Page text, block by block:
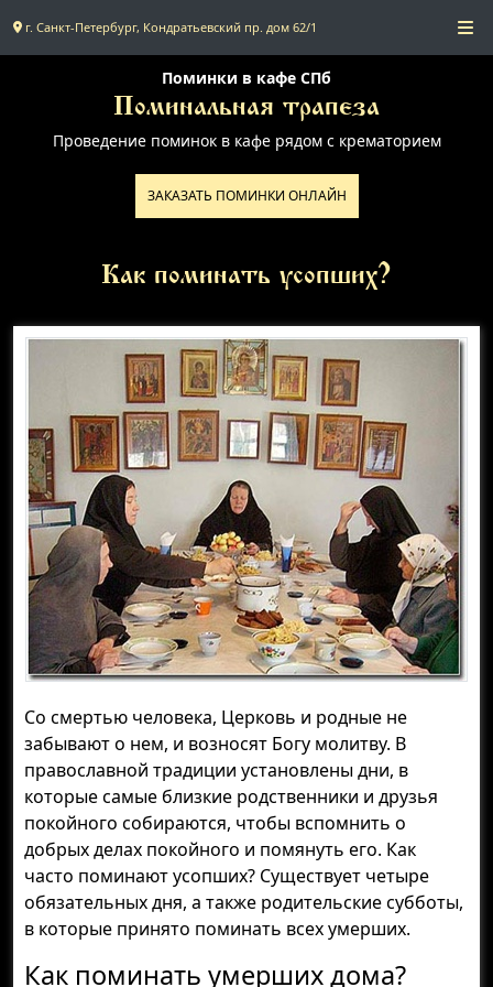
г. Санкт-Петербург, Кондратьевский пр. дом 62/1
Поминальное меню
Поминальные залы
Доставка
Контакты
Поминки в кафе СПб
Поминальная трапеза
Проведение поминок в кафе рядом с крематорием
ЗАКАЗАТЬ ПОМИНКИ ОНЛАЙН
Как поминать усопших?
Со смертью человека, Церковь и родные не
забывают о нем, и возносят Богу молитву. В
православной традиции установлены дни, в
которые самые близкие родственники и друзья
покойного собираются, чтобы вспомнить о
добрых делах покойного и помянуть его. Как
часто поминают усопших? Существует четыре
обязательных дня, а также родительские субботы,
в которые принято поминать всех умерших.
Как поминать умерших дома?